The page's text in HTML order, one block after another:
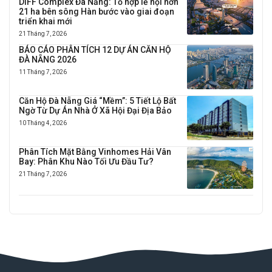
21 ha bên sông Hàn bước vào giai đoạn
triển khai mới
21 Tháng 7, 2026
BÁO CÁO PHÂN TÍCH 12 DỰ ÁN CĂN HỘ
ĐÀ NẴNG 2026
11 Tháng 7, 2026
Căn Hộ Đà Nẵng Giá “Mềm”: 5 Tiết Lộ Bất
Ngờ Từ Dự Án Nhà Ở Xã Hội Đại Địa Bảo
10 Tháng 4, 2026
Phân Tích Mặt Bằng Vinhomes Hải Vân
Bay: Phân Khu Nào Tối Ưu Đầu Tư?
21 Tháng 7, 2026